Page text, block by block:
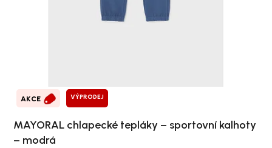
AKCE VÝPRODEJ
MAYORAL chlapecké tepláky – sportovní kalhoty
– modrá